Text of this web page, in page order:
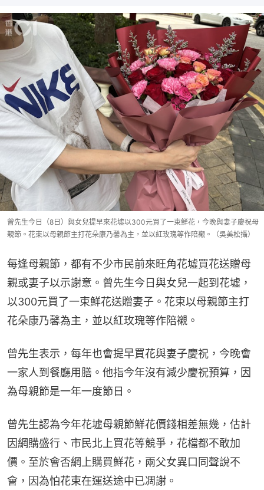
曾先生今日（8日）與女兒提早來花墟以300元買了一束鮮花，今晚與妻子慶祝母
親節。花束以母親節主打花朵康乃馨為主，並以紅玫瑰等作陪襯。（吳美松攝）
每逢母親節，都有不少市民前來旺角花墟買花送贈母
親或妻子以示謝意。曾先生今日與女兒一起到花墟，
以300元買了一束鮮花送贈妻子。花束以母親節主打
花朵康乃馨為主，並以紅玫瑰等作陪襯。
曾先生表示，每年也會提早買花與妻子慶祝，今晚會
一家人到餐廳用膳。他指今年沒有減少慶祝預算，因
為母親節是一年一度節日。
曾先生認為今年花墟母親節鮮花價錢相差無幾，估計
因網購盛行、市民北上買花等競爭，花檔都不敢加
價。至於會否網上購買鮮花，兩父女異口同聲說不
會，因為怕花束在運送途中已凋謝。